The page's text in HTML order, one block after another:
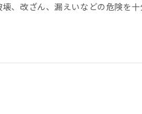
、改ざん、漏えいなどの危険